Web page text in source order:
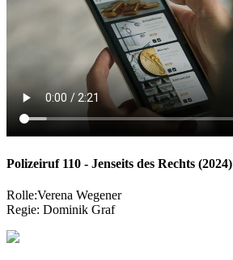
Polizeiruf 110 - Jenseits des Rechts (2024)
Rolle:Verena Wegener
Regie: Dominik Graf